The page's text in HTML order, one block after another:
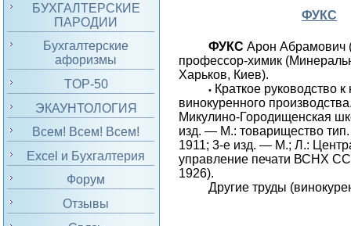
БУХГАЛТЕРСКИЕ
ПАРОДИИ
Бухгалтерские
афоризмы
TOP-50
ЭКАУНТОЛОГИЯ
Всем! Всем! Всем!
Excel и Бухгалтерия
Форум
Отзывы
ФУКС
ФУКС Арон
профессор-химик
Харьков, Киев).
• Краткое руководство
винокуренного
Микулино-Городищенская
изд. — М.: товарищество
1911; 3-е изд. — М.; Л.:
управление печати ВСНХ
1926).
Другие труды